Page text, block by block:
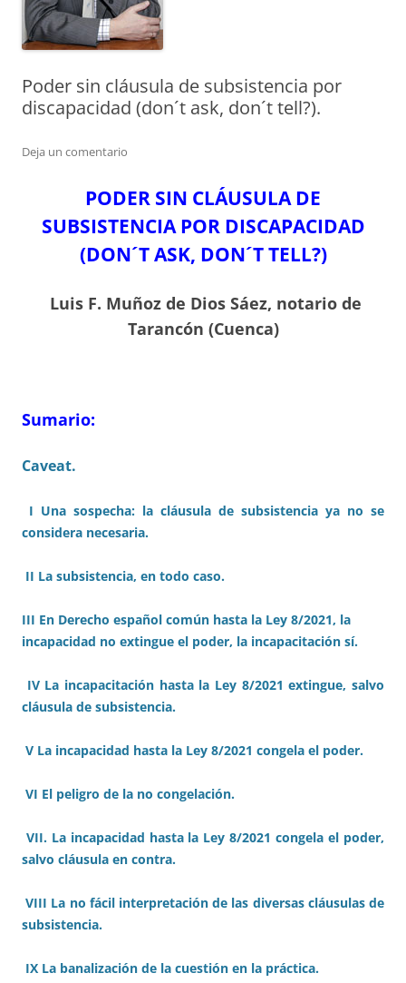
Poder sin cláusula de subsistencia por
discapacidad (don´t ask, don´t tell?).
Deja un comentario
PODER SIN CLÁUSULA DE
SUBSISTENCIA POR DISCAPACIDAD
(DON´T ASK, DON´T TELL?)
Luis F. Muñoz de Dios Sáez, notario de
Tarancón (Cuenca)
Sumario:
Caveat.
I Una sospecha: la cláusula de subsistencia ya no se
considera necesaria.
II La subsistencia, en todo caso.
III En Derecho español común hasta la Ley 8/2021, la
incapacidad no extingue el poder, la incapacitación sí.
IV La incapacitación hasta la Ley 8/2021 extingue, salvo
cláusula de subsistencia.
V La incapacidad hasta la Ley 8/2021 congela el poder.
VI El peligro de la no congelación.
VII. La incapacidad hasta la Ley 8/2021 congela el poder,
salvo cláusula en contra.
VIII La no fácil interpretación de las diversas cláusulas de
subsistencia.
IX La banalización de la cuestión en la práctica.